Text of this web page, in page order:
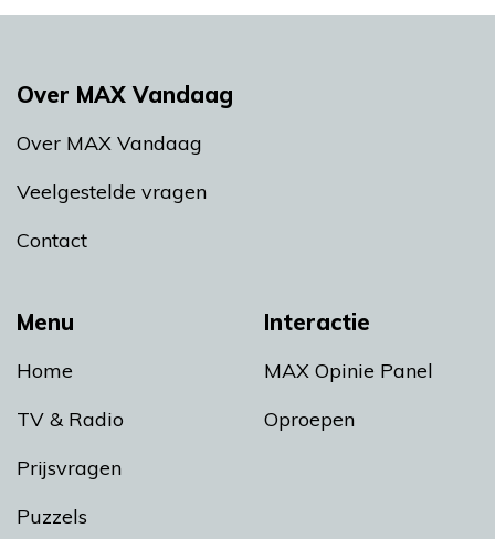
Menu
Home
TV & Radio
Prijsvragen
Puzzels
Interactie
MAX Opinie Panel
Oproepen
Over MAX Vandaag
Over MAX Vandaag
Veelgestelde vragen
Contact